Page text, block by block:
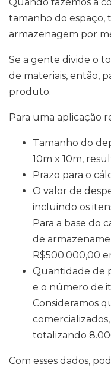
tamanho do espaço,
armazenagem por
Se a gente divide o
de materiais, então,
produto.
Para uma aplicação
Tamanho do
10m x 10m,
Prazo para o
O valor de
incluindo os
Para a base do
de
R$500.000,00
Quantidade de
e o número de
Consideramos
totalizando
Com esses dados,